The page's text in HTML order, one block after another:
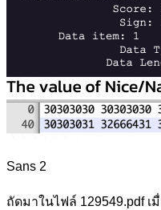
Sans 2
ถัดมาในไฟล์ 129549.pdf เ